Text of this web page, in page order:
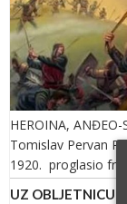
HEROINA, ANĐEO-
Tomislav Pervan
1920. proglasio
UZ OBLJETNICU